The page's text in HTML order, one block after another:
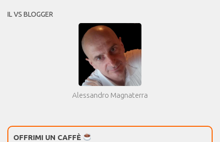
IL VS BLOGGER
Alessandro Magnaterra
OFFRIMI UN CAFFÈ